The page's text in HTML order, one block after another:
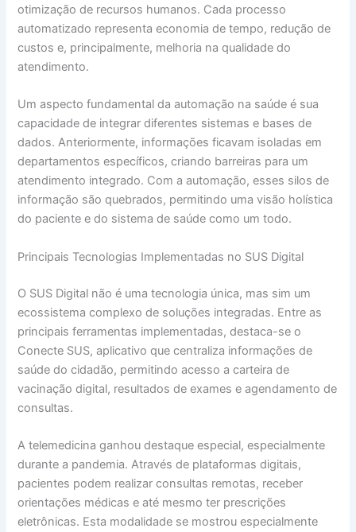
otimização de recursos humanos. Cada processo
automatizado representa economia de tempo, redução de
custos e, principalmente, melhoria na qualidade do
atendimento.
Um aspecto fundamental da automação na saúde é sua
capacidade de integrar diferentes sistemas e bases de
dados. Anteriormente, informações ficavam isoladas em
departamentos específicos, criando barreiras para um
atendimento integrado. Com a automação, esses silos de
informação são quebrados, permitindo uma visão holística
do paciente e do sistema de saúde como um todo.
Principais Tecnologias Implementadas no SUS Digital
O SUS Digital não é uma tecnologia única, mas sim um
ecossistema complexo de soluções integradas. Entre as
principais ferramentas implementadas, destaca-se o
Conecte SUS, aplicativo que centraliza informações de
saúde do cidadão, permitindo acesso a carteira de
vacinação digital, resultados de exames e agendamento de
consultas.
A telemedicina ganhou destaque especial, especialmente
durante a pandemia. Através de plataformas digitais,
pacientes podem realizar consultas remotas, receber
orientações médicas e até mesmo ter prescrições
eletrônicas. Esta modalidade se mostrou especialmente